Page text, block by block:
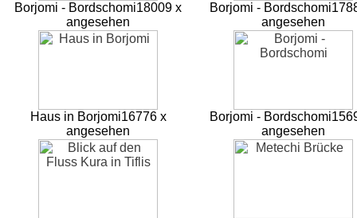
Borjomi - Bordschomi18009 x
angesehen
Borjomi - Bordschomi
angesehen
Haus in Borjomi16776 x
angesehen
Borjomi - Bordschomi
angesehen